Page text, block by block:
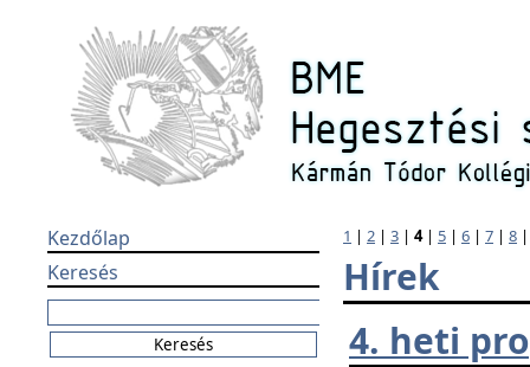
Kezdőlap
Keresés
1 | 2 | 3 | 4| 5 | 6 | 7 | 8
Hírek
4. heti